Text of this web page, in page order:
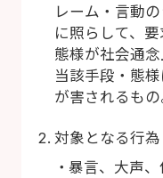
レーム・言動
に照らして、
態様が社会通念
当該手段・態
が害されるもの
対象となる行為
暴言、大声